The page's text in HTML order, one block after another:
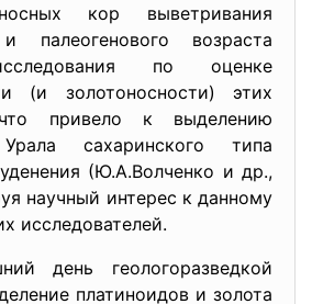
кор выветривания
палеогенового возраста
по оценке
(и золотоносности) этих
привело к выделению
сахаринского типа
(Ю.А.Волченко и др.,
научный интерес к данному
исследователей.
день геологоразведкой
платиноидов и золота